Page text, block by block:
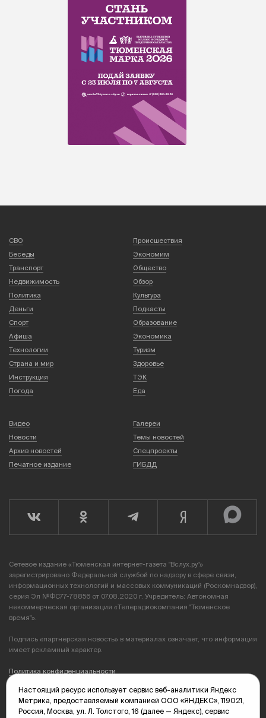
СВО
Происшествия
Беседы
Экономим
Транспорт
Общество
Недвижимость
Обзор
Политика
Культура
Деньги
Подкасты
Спорт
Образование
Афиша
Экономика
Технологии
Туризм
Страна и мир
Здоровье
Инструкция
ТЭК
Погода
Еда
Видео
Галереи
Новости
Темы новостей
Архив новостей
Спецпроекты
Печатное издание
ГИБДД
Сетевое издание «Тюменская интернет-газета "Вслух.ру"»
зарегистрировано Федеральной службой по надзору в сфере связи,
информационных технологий и массовых коммуникаций (Роскомнадзор),
серия Эл №ФС77-78856 от 07.08.2020 г. Учредитель: Автономная
некоммерческая организация «Телерадиокомпания "Тюменское
время"».
Подпись «партнерская новость» в материалах означает, что информация
имеет рекламный характер.
Политика конфиденциальности
Редакция: 625035, Тюмень, пр. Геологоразведчиков, 28А
(3452) 68-89-05
edit@vsluh.ru
Настоящий ресурс использует сервис веб-аналитики Яндекс
Метрика, предоставляемый компанией ООО «ЯНДЕКС», 119021,
Россия, Москва, ул. Л. Толстого, 16 (далее — Яндекс), сервис